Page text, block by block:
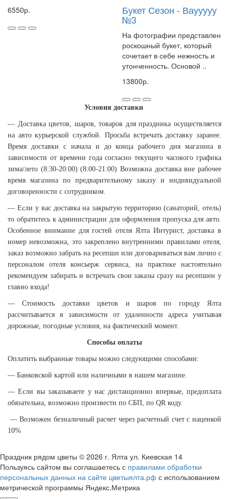
6550р.
Букет Сезон - Ваууууу
№3
На фотографии представлен
роскошный букет, который
сочетает в себе нежность и
утонченность. Основой ..
13800р.
Условия доставки
— Доставка цветов, шаров, товаров для праздника осуществляется
на авто курьерской службой. Просьба встречать доставку заранее.
Время доставки с начала и до конца рабочего дня магазина в
зависимости от времени года согласно текущего часового графика
зима/лето (8:30-20:00) (8:00-21:00) Возможна доставка вне рабочее
время магазина по предварительному заказу и индивидуальной
договоренности с сотрудником.
— Если у вас доставка на закрытую территорию (санаторий, отель)
то обратитесь к администрации для оформления пропуска для авто.
Особенное внимание для гостей отеля Ялта Интурист, доставка в
номер невозможна, это закреплено внутренними правилами отеля,
заказ возможно забрать на ресепшн или договариваться вам лично с
персоналом отеля консьерж сервиса, на практике настоятельно
рекомендуем забирать и встречать свои заказы сразу на ресепшен у
главно входа!
— Стоимость доставки цветов и шаров по городу Ялта
рассчитывается в зависимости от удаленности адреса учитывая
дорожные, погодные условия, на фактический момент.
Способы оплаты
Оплатить выбранные товары можно следующими способами:
​— Банковской картой или наличными в нашем магазине.
— Если вы заказываете у нас дистанционно впервые, предоплата
обязательна, возможно произвести по СБП, по QR коду.
— Возможен безналичный расчет через расчетный счет с наценкой
10%
Праздник рядом цветы © 2026 г. Ялта ул. Киевская 14
Пользуясь сайтом вы соглашаетесь с правилами обработки
персональных данных на сайте цветыялта.рф с использованием
метрической программы Яндекс.Метрика